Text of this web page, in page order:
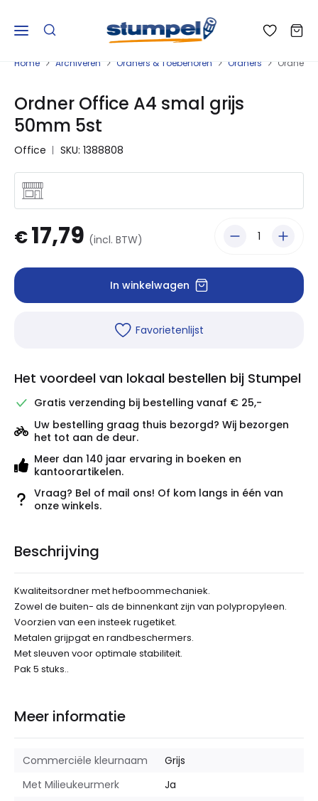
Home Archiveren Ordners & Toebehoren Ordners Ordner
Ordner Office A4 smal grijs
50mm 5st
Office SKU: 1388808
€17,79 (incl. BTW)
In winkelwagen
Favorietenlijst
Het voordeel van lokaal bestellen bij Stumpel
Gratis verzending bij bestelling vanaf € 25,-
Uw bestelling graag thuis bezorgd? Wij bezorgen
het tot aan de deur.
Meer dan 140 jaar ervaring in boeken en
kantoorartikelen.
Vraag? Bel of mail ons! Of kom langs in één van
onze winkels.
Beschrijving
Kwaliteitsordner met hefboommechaniek.
Zowel de buiten- als de binnenkant zijn van polypropyleen.
Voorzien van een insteek rugetiket.
Metalen grijpgat en randbeschermers.
Met sleuven voor optimale stabiliteit.
Pak 5 stuks..
Meer informatie
Commerciële kleurnaam
Grijs
Met Milieukeurmerk
Ja